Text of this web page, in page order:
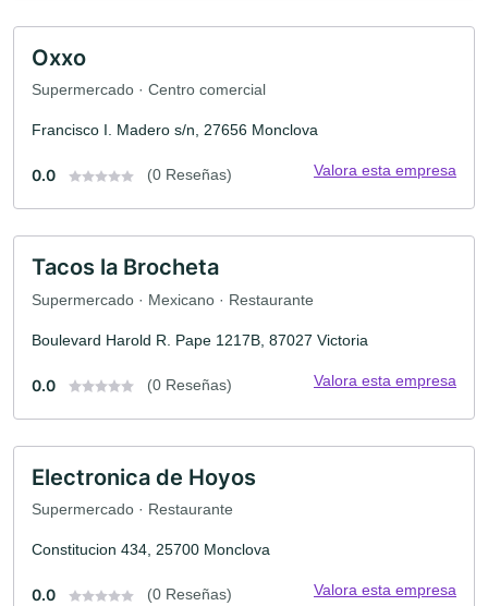
Oxxo
Supermercado · Centro comercial
Francisco I. Madero s/n, 27656 Monclova
0.0 (0 Reseñas) Valora esta empresa
Tacos la Brocheta
Supermercado · Mexicano · Restaurante
Boulevard Harold R. Pape 1217B, 87027 Victoria
0.0 (0 Reseñas) Valora esta empresa
Electronica de Hoyos
Supermercado · Restaurante
Constitucion 434, 25700 Monclova
0.0 (0 Reseñas) Valora esta empresa